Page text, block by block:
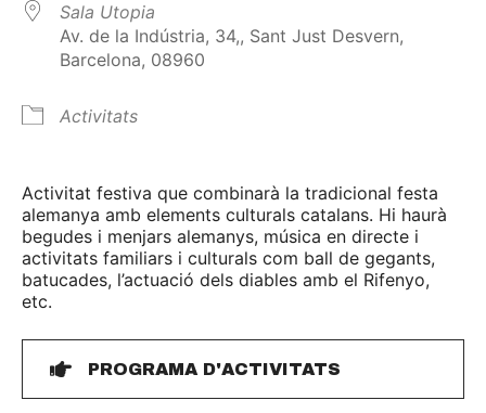
Sala Utopia
Av. de la Indústria, 34,, Sant Just Desvern,
Barcelona, 08960
Activitats
Activitat festiva que combinarà la tradicional festa
alemanya amb elements culturals catalans. Hi haurà
begudes i menjars alemanys, música en directe i
activitats familiars i culturals com ball de gegants,
batucades, l’actuació dels diables amb el Rifenyo,
etc.
PROGRAMA D'ACTIVITATS